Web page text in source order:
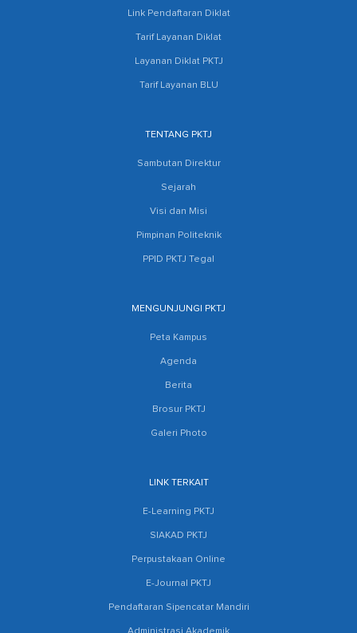
Link Pendaftaran Diklat
Tarif Layanan Diklat
Layanan Diklat PKTJ
Tarif Layanan BLU
TENTANG PKTJ
Sambutan Direktur
Sejarah
Visi dan Misi
Pimpinan Politeknik
PPID PKTJ Tegal
MENGUNJUNGI PKTJ
Peta Kampus
Agenda
Berita
Brosur PKTJ
Galeri Photo
LINK TERKAIT
E-Learning PKTJ
SIAKAD PKTJ
Perpustakaan Online
E-Journal PKTJ
Pendaftaran Sipencatar Mandiri